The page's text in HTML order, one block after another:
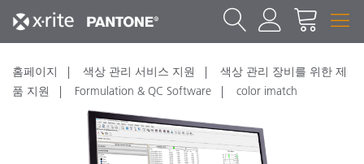
홈페이지 색상 관리 서비스 지원
색상 관리 장비를 위한 제
품 지원
Formulation & QC Software color imatch